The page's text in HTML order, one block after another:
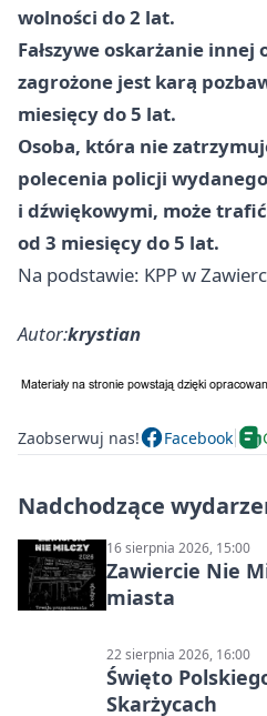
wolności do 2 lat.
Fałszywe oskarżanie
zagrożone jest karą
miesięcy do 5 lat.
Osoba, która nie
polecenia policji
i dźwiękowymi, może
od 3 miesięcy do 5 lat.
Na podstawie: KPP w
Autor:krystian
Zaobserwuj nas! Facebook
Nadchodzące
16 sierpnia 2026, 15:00
Zawiercie Nie
miasta
22 sierpnia 2026, 16:00
Święto
Skarżycach